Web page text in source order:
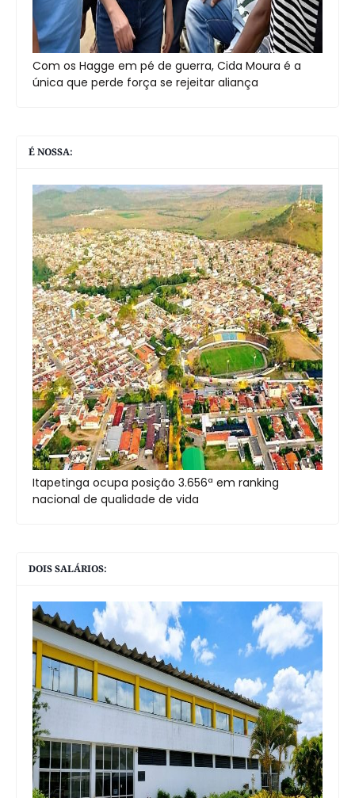
Com os Hagge em pé de guerra, Cida Moura é a
única que perde força se rejeitar aliança
É NOSSA:
Itapetinga ocupa posição 3.656ª em ranking
nacional de qualidade de vida
DOIS SALÁRIOS: